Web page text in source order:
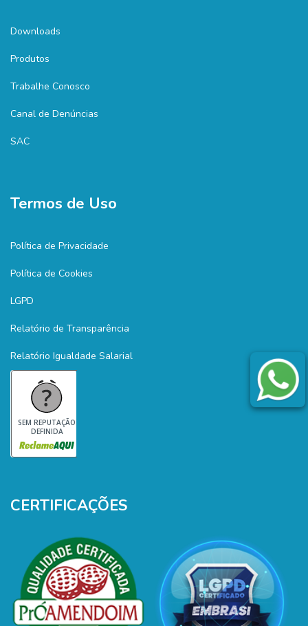
Downloads
Produtos
Trabalhe Conosco
Canal de Denúncias
SAC
Termos de Uso
Política de Privacidade
Política de Cookies
LGPD
Relatório de Transparência
Relatório Igualdade Salarial
SEM REPUTAÇÃO
DEFINIDA
CERTIFICAÇÕES